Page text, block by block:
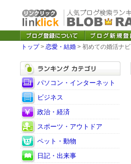
トップ> 恋愛・結婚 > 初めての婚活ナビ
パソコン・インターネット
ビジネス
政治・経済
スポーツ・アウトドア
ペット・動物
日記・出来事